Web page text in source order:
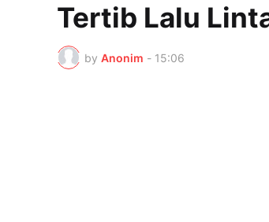
Tertib Lalu
by Anonim - 15:06